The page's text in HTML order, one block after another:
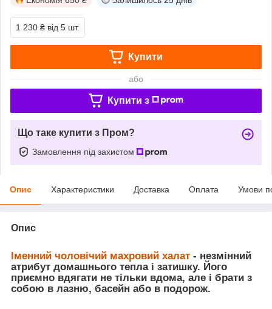
1 230 ₴ від 5 шт.
Купити
або
Купити з
Що таке купити з Пром?
Замовлення під захистом
Опис Характеристики Доставка Оплата Умови
Опис
Іменний чоловічий махровий халат - незмінний
атрибут домашнього тепла і затишку. Його
приємно вдягати не тільки вдома, але і брати з
собою в лазню, басейн або в подорож.